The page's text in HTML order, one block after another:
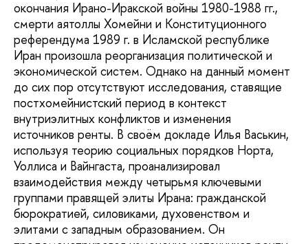
окончания Ирано-Иракской войны 1980-1988 гг.,
смерти аятоллы Хомейни и Конституционного
референдума 1989 г. в Исламской республике
Иран произошла реорганизация политической и
экономической систем. Однако на данный момент
до сих пор отсутствуют исследования, ставящие
постхомейнистский период в контекст
внутриэлитных конфликтов и изменения
источников ренты. В своём докладе Илья Васькин,
используя теорию социальных порядков Норта,
Уоллиса и Вайнгаста, проанализировал
взаимодействия между четырьмя ключевыми
группами правящей элиты Ирана: гражданской
бюрократией, силовиками, духовенством и
элитами с западным образованием. Он